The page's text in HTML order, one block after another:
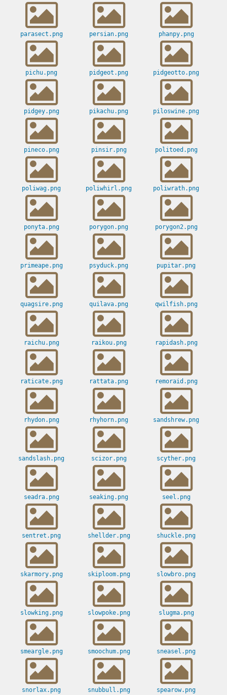
parasect.png persian.png phanpy.png
pichu.png pidgeot.png pidgeotto.png
pidgey.png pikachu.png piloswine.png
pineco.png pinsir.png politoed.png
poliwag.png poliwhirl.png poliwrath.png
ponyta.png porygon.png porygon2.png
primeape.png psyduck.png pupitar.png
quagsire.png quilava.png qwilfish.png
raichu.png raikou.png rapidash.png
raticate.png rattata.png remoraid.png
rhydon.png rhyhorn.png sandshrew.png
sandslash.png scizor.png scyther.png
seadra.png seaking.png seel.png
sentret.png shellder.png shuckle.png
skarmory.png skiploom.png slowbro.png
slowking.png slowpoke.png slugma.png
smeargle.png smoochum.png sneasel.png
snorlax.png snubbull.png spearow.png